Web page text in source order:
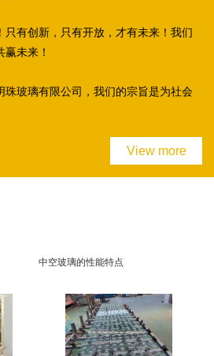
只有创新，只有开放，才有未来！我们
未来！
珠玻璃有限公司，我们的宗旨是为社会
View more
中空玻璃的性能特点